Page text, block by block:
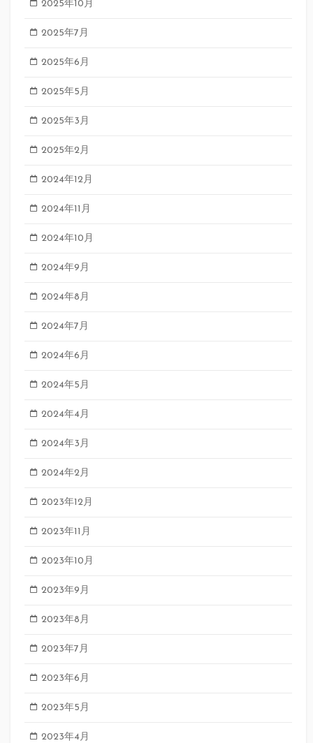
2025年10月
2025年7月
2025年6月
2025年5月
2025年3月
2025年2月
2024年12月
2024年11月
2024年10月
2024年9月
2024年8月
2024年7月
2024年6月
2024年5月
2024年4月
2024年3月
2024年2月
2023年12月
2023年11月
2023年10月
2023年9月
2023年8月
2023年7月
2023年6月
2023年5月
2023年4月